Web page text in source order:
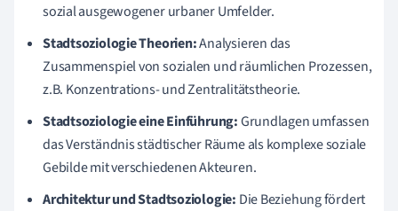
sozial ausgewogener urbaner Umfelder.
Stadtsoziologie Theorien:Analysieren das
Zusammenspiel von sozialen und räumlichen Prozessen,
z.B. Konzentrations- und Zentralitätstheorie.
Stadtsoziologie eine Einführung:Grundlagen umfassen
das Verständnis städtischer Räume als komplexe soziale
Gebilde mit verschiedenen Akteuren.
Architektur und Stadtsoziologie: Die Beziehung fördert